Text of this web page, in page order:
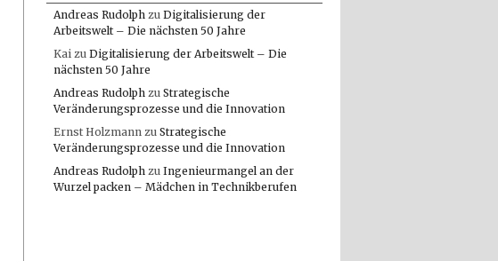
Andreas Rudolph zu Digitalisierung der
Arbeitswelt – Die nächsten 50 Jahre
Kai zu Digitalisierung der Arbeitswelt – Die
nächsten 50 Jahre
Andreas Rudolph zu Strategische
Veränderungsprozesse und die Innovation
Ernst Holzmann zu Strategische
Veränderungsprozesse und die Innovation
Andreas Rudolph zu Ingenieurmangel an der
Wurzel packen – Mädchen in Technikberufen